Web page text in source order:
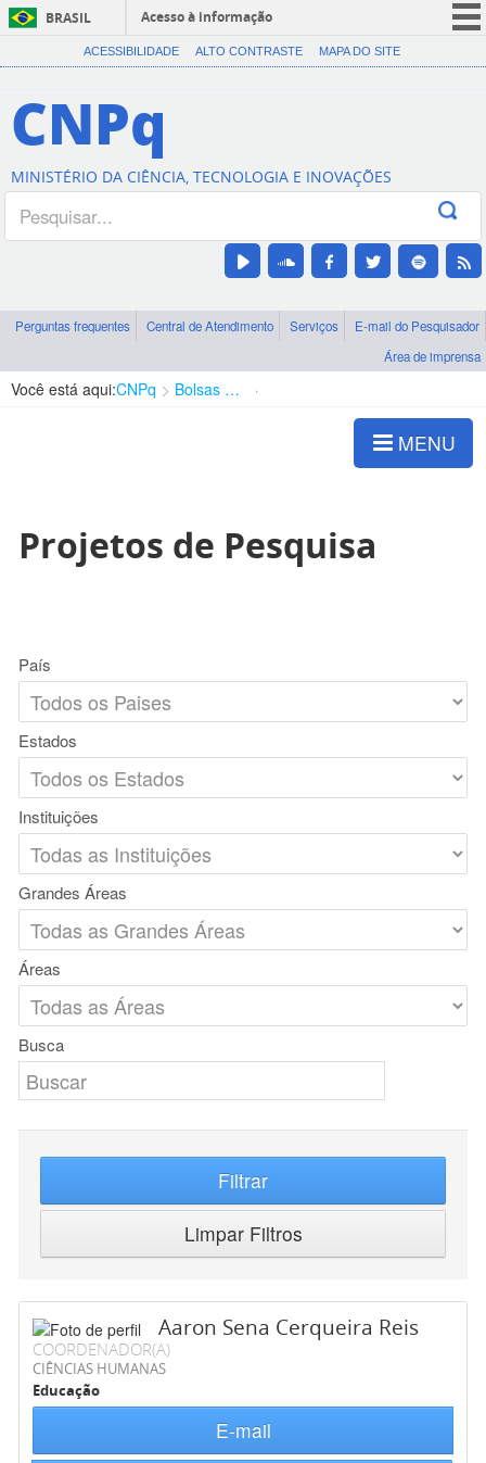
BRASIL
Acesso à informação
CORONAVÍRUS (COVID-19)
Canais
ACESSIBILIDADE ALTO CONTRASTE MAPA DO SITE
CNPq
MINISTÉRIO DA CIÊNCIA, TECNOLOGIA E INOVAÇÕES
Perguntas frequentes Central de Atendimento Serviços
E-mail do Pesquisador
Área de imprensa
Você está aqui:CNPq Bolsas e Auxílios Vigentes
MENU
Projetos de Pesquisa
País
Estados
Instituições
Grandes Áreas
Áreas
Busca
Filtrar
Limpar Filtros
Aaron Sena Cerqueira Reis
COORDENADOR(A)
CIÊNCIAS HUMANAS
Educação
E-mail